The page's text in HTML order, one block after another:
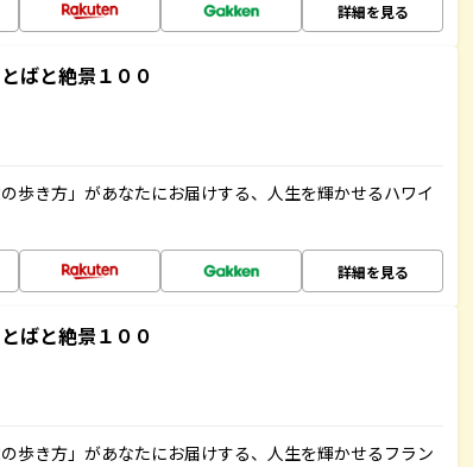
詳細を見る
ばと絶景１００
歩き方」があなたにお届けする、人生を輝かせるハワイ
詳細を見る
ばと絶景１００
歩き方」があなたにお届けする、人生を輝かせるフラン